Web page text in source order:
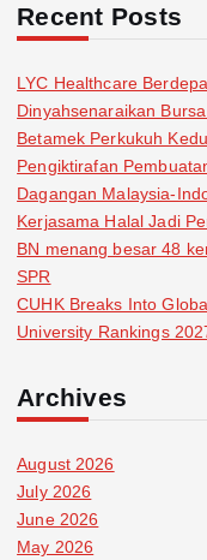
Recent Posts
LYC Healthcare
Dinyahsenaraikan
Betamek Perkukuh
Pengiktirafan
Dagangan Malaysia-
Kerjasama Halal Jadi
BN menang besar 48
SPR
CUHK Breaks Into
University Rankings
Archives
August 2026
July 2026
June 2026
May 2026